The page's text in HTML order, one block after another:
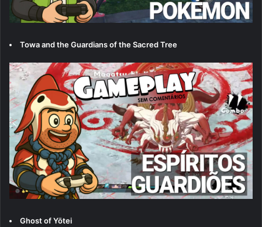
Towa and the Guardians of the Sacred Tree
Ghost of Yōtei